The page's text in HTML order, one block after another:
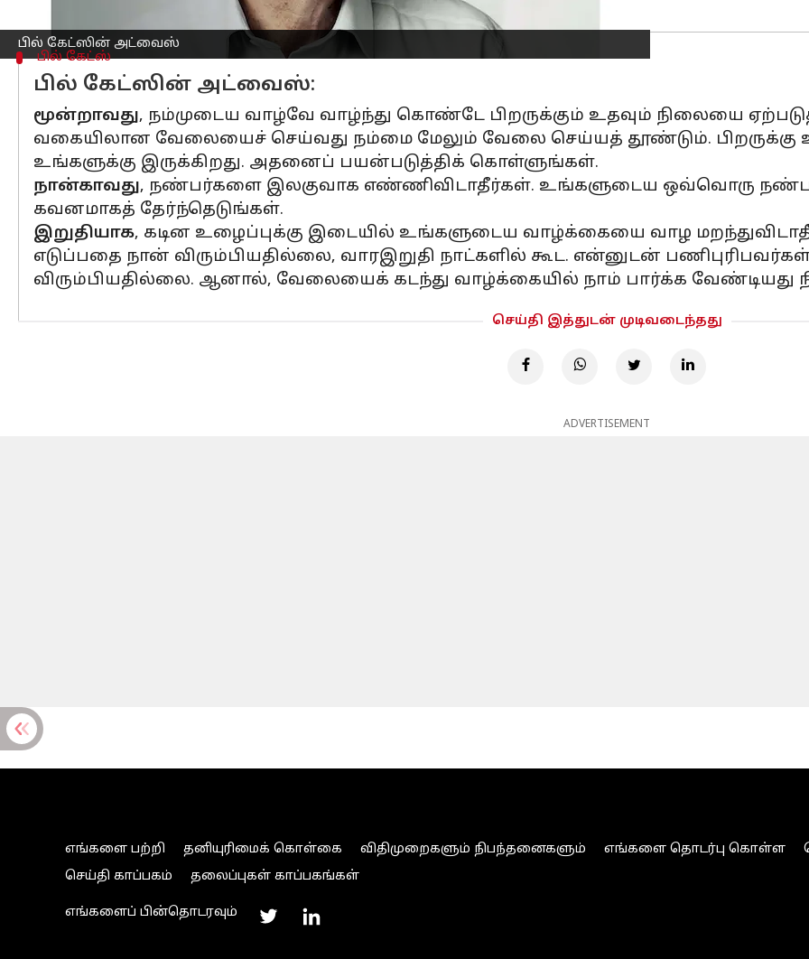
பில் கேட்ஸின் அட்வைஸ்
பில் கேட்ஸ்
பில் கேட்ஸின் அட்வைஸ்:
மூன்றாவது, நம்முடைய வாழ்வே வாழ்ந்து கொண்டே பிறருக்கும் உதவும் நிலையை
வகையிலான வேலையைச் செய்வது நம்மை மேலும் வேலை செய்யத் தூண்டும். பிறருக்கு
உங்களுக்கு இருக்கிறது. அதனைப் பயன்படுத்திக் கொள்ளுங்கள்.
நான்காவது, நண்பர்களை இலகுவாக எண்ணிவிடாதீர்கள். உங்களுடைய ஒவ்வொரு
கவனமாகத் தேர்ந்தெடுங்கள்.
இறுதியாக, கடின உழைப்புக்கு இடையில் உங்களுடைய வாழ்க்கையை வாழ
எடுப்பதை நான் விரும்பியதில்லை, வாரஇறுதி நாட்களில் கூட. என்னுடன் பணிபுரிபவர்கள்
விரும்பியதில்லை. ஆனால், வேலையைக் கடந்து வாழ்க்கையில் நாம் பார்க்க வேண்டியது
செய்தி இத்துடன் முடிவடைந்தது
ADVERTISEMENT
எங்களை பற்றி தனியுரிமைக் கொள்கை விதிமுறைகளும் நிபந்தனைகளும் எங்களை தொடர்பு கொள்ள
செய்தி காப்பகம்
தலைப்புகள் காப்பகங்கள்
எங்களைப் பின்தொடரவும்